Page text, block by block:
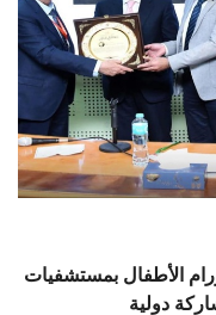
الأطفال بمستشفيات
دولية